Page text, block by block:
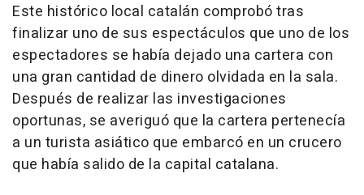
Este histórico local catalán comprobó tras
finalizar uno de sus espectáculos que uno de los
espectadores se había dejado una cartera con
una gran cantidad de dinero olvidada en la sala.
Después de realizar las investigaciones
oportunas, se averiguó que la cartera pertenecía
a un turista asiático que embarcó en un crucero
que había salido de la capital catalana.